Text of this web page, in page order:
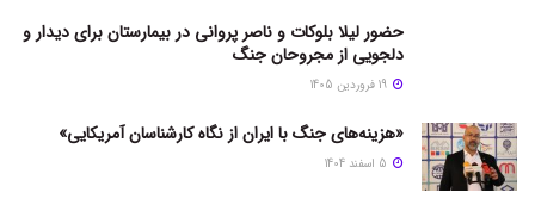
حضور لیلا بلوکات و ناصر پروانی در بیمارستان برای دیدار و
دلجویی از مجروحان جنگ
«هزینه‌های جنگ با ایران از نگاه کارشناسان آمریکایی»